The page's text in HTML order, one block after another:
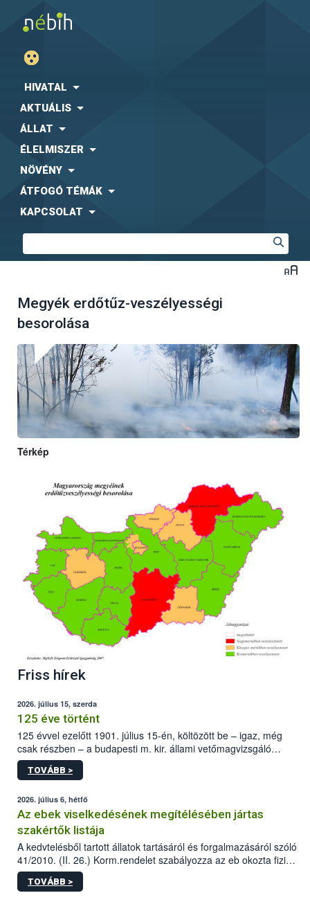
HIVATAL
AKTUÁLIS
ÁLLAT
ÉLELMISZER
NÖVÉNY
ÁTFOGÓ TÉMÁK
KAPCSOLAT
Megyék erdőtűz-veszélyességi
besorolása
Térkép
Friss hírek
2026. július 15, szerda
125 éve történt
125 évvel ezelőtt 1901. július 15-én, költözött be – igaz, még
csak részben – a budapesti m. kir. állami vetőmagvizsgáló
állomás a Kis Rókus utca 15. szám alatti, Czigler Győző által
tervezett új épületébe.
TOVÁBB >
2026. július 6, hétfő
Az ebek viselkedésének megítélésében jártas
szakértők listája
A kedvtelésből tartott állatok tartásáról és forgalmazásáról szóló
41/2010. (II. 26.) Korm.rendelet szabályozza az eb okozta fizikai
sérülés, illetve ennek veszélye keletkezésekor felmerülő
hatósági feladatokat, valamint a veszélyes eb tartását és annak
TOVÁBB >